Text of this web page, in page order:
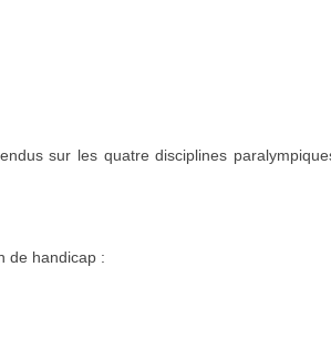
sur les quatre disciplines
de handicap :